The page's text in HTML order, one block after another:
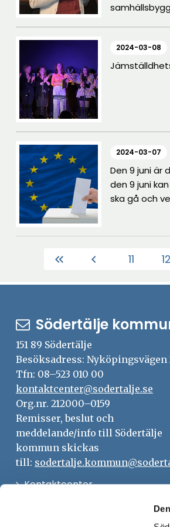
2024-03-08
2024-03-07
Den 9 juni är
den 9 juni
ska gå och
keyboard_double_arrow_left chevron_left 11 12
Södertälje
151 89 Södertälje
Besöksadress: Nyköpingsvägen
Tfn: 08–523 010 00
kontaktcenter@sodertalje.se
Org.nr. 212000–0159
Remisser, beslut och
meddelande/info till Södertälje
kommun skickas
till:
KontaktcenterÖppna